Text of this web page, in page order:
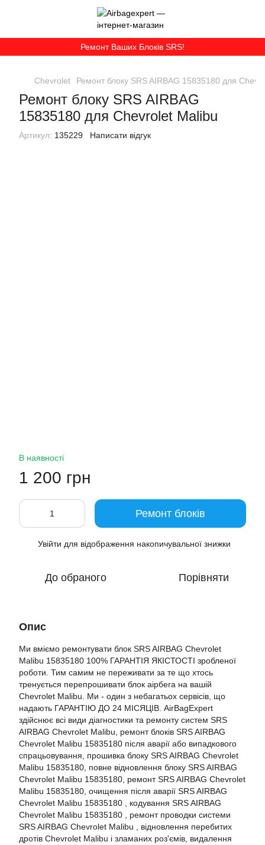
Ремонт Ваших Блоків SRS!
Chevrolet Ремонт блоку SRS AIRBAG 15835180 для
Ремонт блоку SRS AIRBAG
15835180 для Chevrolet Malibu
Артикул: 135229 Написати відгук
В наявності
1 200 грн
Ремонт блоків
Увійти для відображення накопичувальної знижки
До обраного Порівняти
Опис
Ми вміємо ремонтувати блок SRS AIRBAG Chevrolet
Malibu 15835180 100% ГАРАНТІЯ ЯКІСТОСТІ зробленої
роботи. Тим самим не переживати за те що хтось
тренується перепрошивати блок аірбега на вашій
Chevrolet Malibu. Ми - один з небагатьох сервісів, що
надають ГАРАНТІЮ ДО 24 МІСЯЦІВ. AirBagExpert
здійснює всі види діагностики та ремонту систем SRS
AIRBAG Chevrolet Malibu, ремонт блоків SRS AIRBAG
Chevrolet Malibu 15835180 після аварії або випадкового
спрацьовування, прошивка блоку SRS AIRBAG Chevrolet
Malibu 15835180, повне відновлення блоку SRS AIRBAG
Chevrolet Malibu 15835180, ремонт SRS AIRBAG Chevrolet
Malibu 15835180, очищення після аварії SRS AIRBAG
Chevrolet Malibu 15835180 , кодування SRS AIRBAG
Chevrolet Malibu 15835180 , ремонт проводки системи
SRS AIRBAG Chevrolet Malibu , відновлення перебитих
дротів Chevrolet Malibu і зламаних роз'ємів, видалення